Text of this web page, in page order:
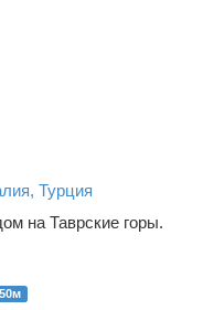
Турция
на Таврские горы.